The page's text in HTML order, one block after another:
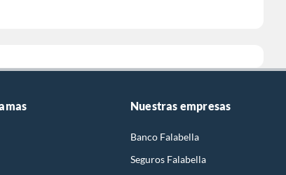
Nuestras empresas
Banco Falabella
Seguros Falabella